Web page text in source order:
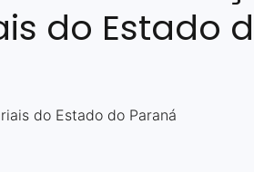
do Estado